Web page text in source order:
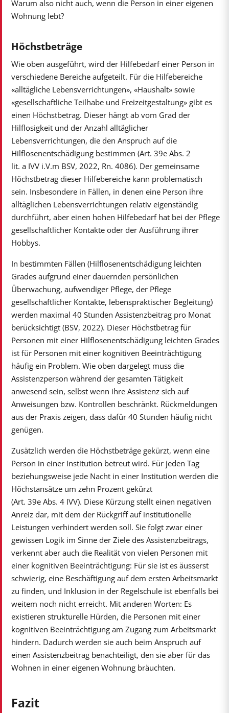
Warum also nicht auch, wenn die Person in einer eigenen
Wohnung lebt?
Höchstbeträge
Wie oben ausgeführt, wird der Hilfebedarf einer Person in
verschiedene Bereiche aufgeteilt. Für die Hilfebereiche
«alltägliche Lebensverrichtungen», «Haushalt» sowie
«gesellschaftliche Teilhabe und Freizeitgestaltung» gibt es
einen Höchstbetrag. Dieser hängt ab vom Grad der
Hilflosigkeit und der Anzahl alltäglicher
Lebensverrichtungen, die den Anspruch auf die
Hilflosenentschädigung bestimmen (Art. 39e Abs. 2
lit. a IVV i.V.m BSV, 2022, Rn. 4086). Der gemeinsame
Höchstbetrag dieser Hilfebereiche kann problematisch
sein. Insbesondere in Fällen, in denen eine Person ihre
alltäglichen Lebensverrichtungen relativ eigenständig
durchführt, aber einen hohen Hilfebedarf hat bei der Pflege
gesellschaftlicher Kontakte oder der Ausführung ihrer
Hobbys.
In bestimmten Fällen (Hilflosenentschädigung leichten
Grades aufgrund einer dauernden persönlichen
Überwachung, aufwendiger Pflege, der Pflege
gesellschaftlicher Kontakte, lebenspraktischer Begleitung)
werden maximal 40 Stunden Assistenzbeitrag pro Monat
berücksichtigt (BSV, 2022). Dieser Höchstbetrag für
Personen mit einer Hilflosenentschädigung leichten Grades
ist für Personen mit einer kognitiven Beeinträchtigung
häufig ein Problem. Wie oben dargelegt muss die
Assistenzperson während der gesamten Tätigkeit
anwesend sein, selbst wenn ihre Assistenz sich auf
Anweisungen bzw. Kontrollen beschränkt. Rückmeldungen
aus der Praxis zeigen, dass dafür 40 Stunden häufig nicht
genügen.
Zusätzlich werden die Höchstbeträge gekürzt, wenn eine
Person in einer Institution betreut wird. Für jeden Tag
beziehungsweise jede Nacht in einer Institution werden die
Höchstansätze um zehn Prozent gekürzt
(Art. 39e Abs. 4 IVV). Diese Kürzung stellt einen negativen
Anreiz dar, mit dem der Rückgriff auf institutionelle
Leistungen verhindert werden soll. Sie folgt zwar einer
gewissen Logik im Sinne der Ziele des Assistenzbeitrags,
verkennt aber auch die Realität von vielen Personen mit
einer kognitiven Beeinträchtigung: Für sie ist es äusserst
schwierig, eine Beschäftigung auf dem ersten Arbeitsmarkt
zu finden, und Inklusion in der Regelschule ist ebenfalls bei
weitem noch nicht erreicht. Mit anderen Worten: Es
existieren strukturelle Hürden, die Personen mit einer
kognitiven Beeinträchtigung am Zugang zum Arbeitsmarkt
hindern. Dadurch werden sie auch beim Anspruch auf
einen Assistenzbeitrag benachteiligt, den sie aber für das
Wohnen in einer eigenen Wohnung bräuchten.
Fazit